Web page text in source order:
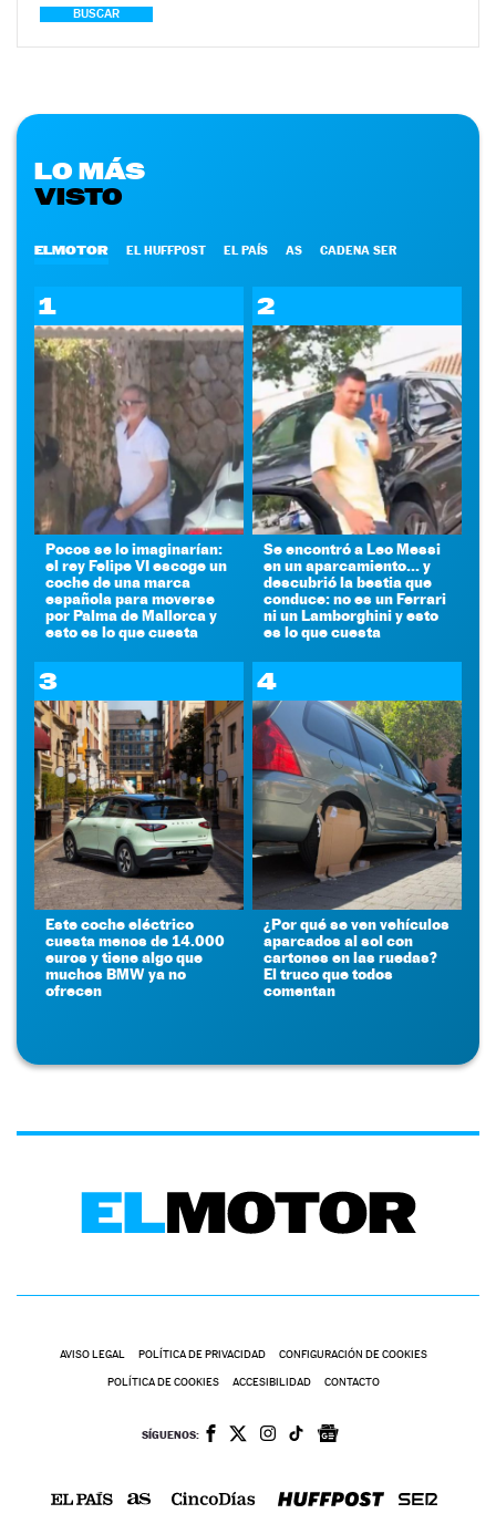
BUSCAR
LO MÁS
VISTO
ELMOTOR EL HUFFPOST EL PAÍS AS CADENA SER
1
Pocos se lo imaginarían:
el rey Felipe VI escoge un
coche de una marca
española para moverse
por Palma de Mallorca y
esto es lo que cuesta
2
Se encontró a Leo Messi
en un aparcamiento... y
descubrió la bestia que
conduce: no es un Ferrari
ni un Lamborghini y esto
es lo que cuesta
3
Este coche eléctrico
cuesta menos de 14.000
euros y tiene algo que
muchos BMW ya no
ofrecen
4
¿Por qué se ven vehículos
aparcados al sol con
cartones en las ruedas?
El truco que todos
comentan
AVISO LEGAL POLÍTICA DE PRIVACIDAD CONFIGURACIÓN DE COOKIES
POLÍTICA DE COOKIES ACCESIBILIDAD CONTACTO
SÍGUENOS: